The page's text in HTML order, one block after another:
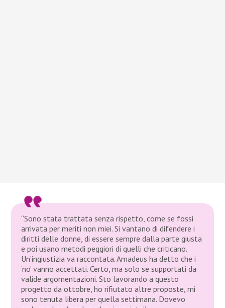
“Sono stata trattata senza rispetto, come se fossi
arrivata per meriti non miei. Si vantano di difendere i
diritti delle donne, di essere sempre dalla parte giusta
e poi usano metodi peggiori di quelli che criticano.
Un’ingiustizia va raccontata. Amadeus ha detto che i
‘no’ vanno accettati. Certo, ma solo se supportati da
valide argomentazioni. Sto lavorando a questo
progetto da ottobre, ho rifiutato altre proposte, mi
sono tenuta libera per quella settimana. Dovevo